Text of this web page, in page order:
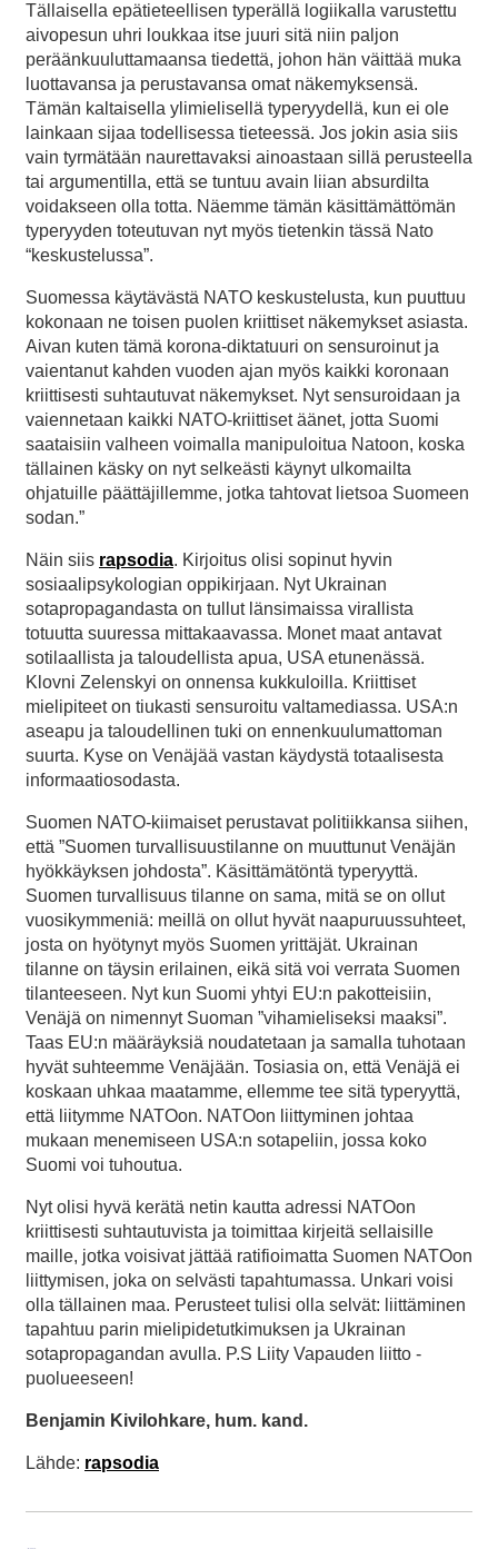
Tällaisella epätieteellisen typerällä logiikalla varustettu
aivopesun uhri loukkaa itse juuri sitä niin paljon
peräänkuuluttamaansa tiedettä, johon hän väittää muka
luottavansa ja perustavansa omat näkemyksensä.
Tämän kaltaisella ylimielisellä typeryydellä, kun ei ole
lainkaan sijaa todellisessa tieteessä. Jos jokin asia siis
vain tyrmätään naurettavaksi ainoastaan sillä perusteella
tai argumentilla, että se tuntuu avain liian absurdilta
voidakseen olla totta. Näemme tämän käsittämättömän
typeryyden toteutuvan nyt myös tietenkin tässä Nato
“keskustelussa”.
Suomessa käytävästä NATO keskustelusta, kun puuttuu
kokonaan ne toisen puolen kriittiset näkemykset asiasta.
Aivan kuten tämä korona-diktatuuri on sensuroinut ja
vaientanut kahden vuoden ajan myös kaikki koronaan
kriittisesti suhtautuvat näkemykset. Nyt sensuroidaan ja
vaiennetaan kaikki NATO-kriittiset äänet, jotta Suomi
saataisiin valheen voimalla manipuloitua Natoon, koska
tällainen käsky on nyt selkeästi käynyt ulkomailta
ohjatuille päättäjillemme, jotka tahtovat lietsoa Suomeen
sodan.”
Näin siis rapsodia. Kirjoitus olisi sopinut hyvin
sosiaalipsykologian oppikirjaan. Nyt Ukrainan
sotapropagandasta on tullut länsimaissa virallista
totuutta suuressa mittakaavassa. Monet maat antavat
sotilaallista ja taloudellista apua, USA etunenässä.
Klovni Zelenskyi on onnensa kukkuloilla. Kriittiset
mielipiteet on tiukasti sensuroitu valtamediassa. USA:n
aseapu ja taloudellinen tuki on ennenkuulumattoman
suurta. Kyse on Venäjää vastan käydystä totaalisesta
informaatiosodasta.
Suomen NATO-kiimaiset perustavat politiikkansa siihen,
että ”Suomen turvallisuustilanne on muuttunut Venäjän
hyökkäyksen johdosta”. Käsittämätöntä typeryyttä.
Suomen turvallisuus tilanne on sama, mitä se on ollut
vuosikymmeniä: meillä on ollut hyvät naapuruussuhteet,
josta on hyötynyt myös Suomen yrittäjät. Ukrainan
tilanne on täysin erilainen, eikä sitä voi verrata Suomen
tilanteeseen. Nyt kun Suomi yhtyi EU:n pakotteisiin,
Venäjä on nimennyt Suoman ”vihamieliseksi maaksi”.
Taas EU:n määräyksiä noudatetaan ja samalla tuhotaan
hyvät suhteemme Venäjään. Tosiasia on, että Venäjä ei
koskaan uhkaa maatamme, ellemme tee sitä typeryyttä,
että liitymme NATOon. NATOon liittyminen johtaa
mukaan menemiseen USA:n sotapeliin, jossa koko
Suomi voi tuhoutua.
Nyt olisi hyvä kerätä netin kautta adressi NATOon
kriittisesti suhtautuvista ja toimittaa kirjeitä sellaisille
maille, jotka voisivat jättää ratifioimatta Suomen NATOon
liittymisen, joka on selvästi tapahtumassa. Unkari voisi
olla tällainen maa. Perusteet tulisi olla selvät: liittäminen
tapahtuu parin mielipidetutkimuksen ja Ukrainan
sotapropagandan avulla. P.S Liity Vapauden liitto -
puolueeseen!
Benjamin Kivilohkare, hum. kand.
Lähde: rapsodia